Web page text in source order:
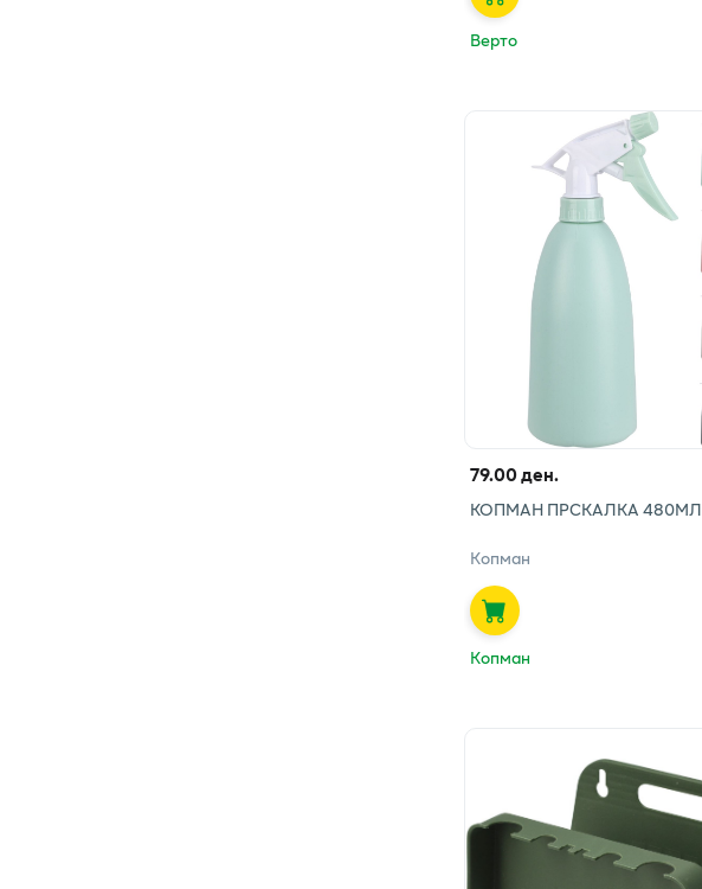
Верто
79.00 ден.
КОПМАН ПРСКАЛКА 480МЛ
Копман
Копман